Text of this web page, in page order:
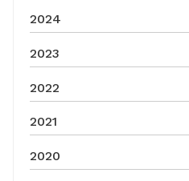
2024
2023
2022
2021
2020